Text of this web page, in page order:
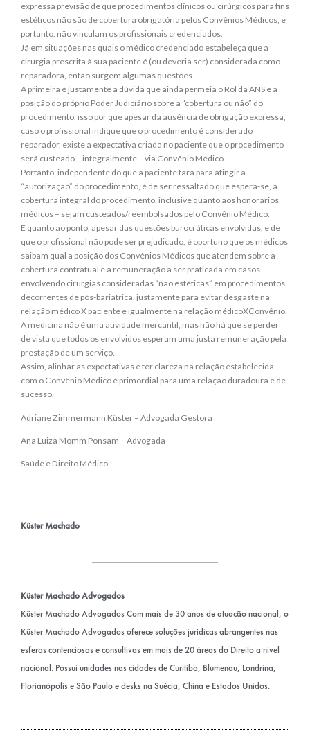
expressa previsão de que procedimentos clínicos ou cirúrgicos para fins
estéticos não são de cobertura obrigatória pelos Convênios Médicos, e
portanto, não vinculam os profissionais credenciados.
Já em situações nas quais o médico credenciado estabeleça que a
cirurgia prescrita à sua paciente é (ou deveria ser) considerada como
reparadora, então surgem algumas questões.
A primeira é justamente a dúvida que ainda permeia o Rol da ANS e a
posição do próprio Poder Judiciário sobre a “cobertura ou não” do
procedimento, isso por que apesar da ausência de obrigação expressa,
caso o profissional indique que o procedimento é considerado
reparador, existe a expectativa criada no paciente que o procedimento
será custeado – integralmente – via Convênio Médico.
Portanto, independente do que a paciente fará para atingir a
“autorização” do procedimento, é de ser ressaltado que espera-se, a
cobertura integral do procedimento, inclusive quanto aos honorários
médicos – sejam custeados/reembolsados pelo Convênio Médico.
E quanto ao ponto, apesar das questões burocráticas envolvidas, e de
que o profissional não pode ser prejudicado, é oportuno que os médicos
saibam qual a posição dos Convênios Médicos que atendem sobre a
cobertura contratual e a remuneração a ser praticada em casos
envolvendo cirurgias consideradas “não estéticas” em procedimentos
decorrentes de pós-bariátrica, justamente para evitar desgaste na
relação médico X paciente e igualmente na relação médicoXConvênio.
A medicina não é uma atividade mercantil, mas não há que se perder
de vista que todos os envolvidos esperam uma justa remuneração pela
prestação de um serviço.
Assim, alinhar as expectativas e ter clareza na relação estabelecida
com o Convênio Médico é primordial para uma relação duradoura e de
sucesso.
Adriane Zimmermann Küster – Advogada Gestora
Ana Luiza Momm Ponsam – Advogada
Saúde e Direito Médico
Küster Machado
Küster Machado Advogados
Küster Machado Advogados Com mais de 30 anos de atuação nacional, o
Küster Machado Advogados oferece soluções jurídicas abrangentes nas
esferas contenciosas e consultivas em mais de 20 áreas do Direito a nível
nacional. Possui unidades nas cidades de Curitiba, Blumenau, Londrina,
Florianópolis e São Paulo e desks na Suécia, China e Estados Unidos.